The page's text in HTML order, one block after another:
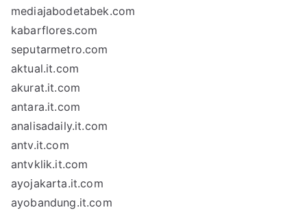
mediajabodetabek.com
kabarflores.com
seputarmetro.com
aktual.it.com
akurat.it.com
antara.it.com
analisadaily.it.com
antv.it.com
antvklik.it.com
ayojakarta.it.com
ayobandung.it.com